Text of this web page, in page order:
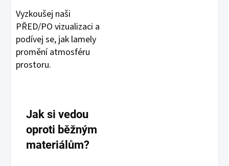
Vyzkoušej naši
PŘED/PO vizualizaci a
podívej se, jak lamely
promění atmosféru
prostoru.
Jak si vedou
oproti běžným
materiálům?